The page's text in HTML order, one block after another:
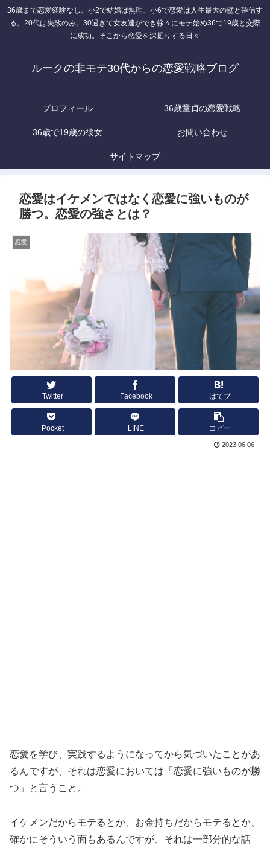
36歳まで恋愛経験なし。小2で結婚は無理、小6で恋愛は人生最大の壁と確信す
る。20代は失敗のみ。30過ぎて女友達ができ徐々にモテ始め36で19歳と交際
に成功。そこから恋愛を深掘りする日々
ルークの非モテ30代からの恋愛戦略ブログ
プロフィール 36歳童貞の恋愛戦略
36歳で19歳の彼女 お問い合わせ
サイトマップ
恋愛はイケメンではなく恋愛に強いものが
勝つ。恋愛の強さとは？
恋愛
Twitter Facebook はてブ
Pocket LINE コピー
2023.06.06
恋愛を学び、実践するようになってから気づいたことがあ
るんですが、それは恋愛においては「恋愛に強いものが勝
つ」と言うこと。
イケメンだからモテるとか、お金持ちだからモテるとか、
確かにそういう面もあるんですが、それは一部分的な話